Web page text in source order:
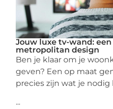
Jouw luxe tv-wand:
metropolitan design
Ben je klaar om je
geven? Een op maat
precies zijn wat je
...